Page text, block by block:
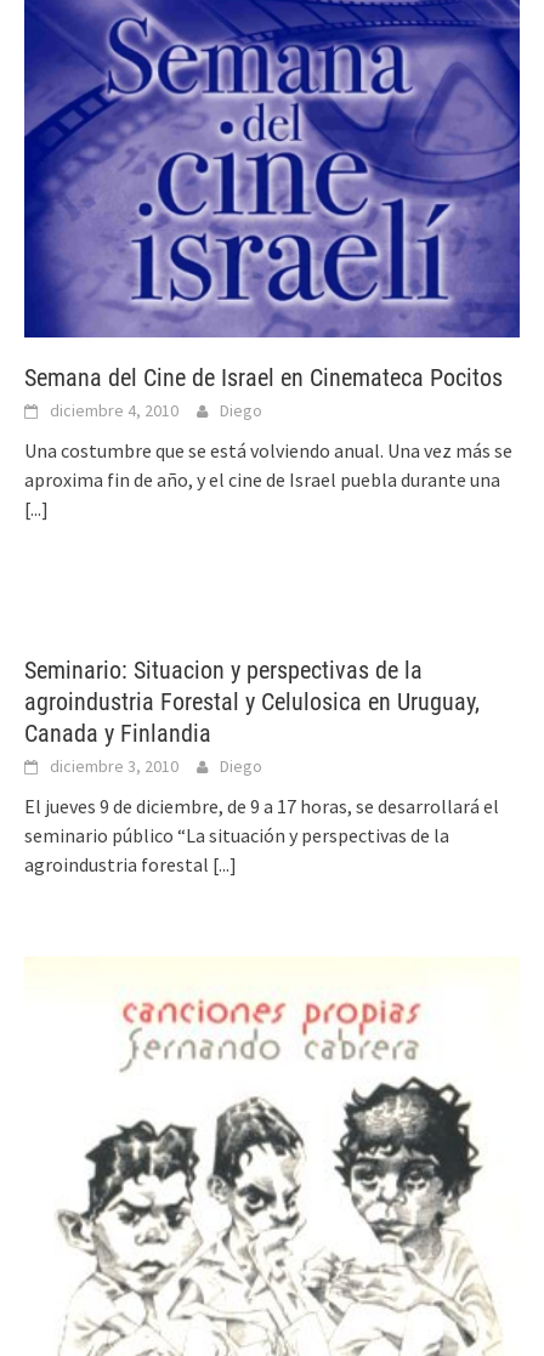
Semana del Cine de Israel en Cinemateca Pocitos
diciembre 4, 2010 Diego
Una costumbre que se está volviendo anual. Una vez más se
aproxima fin de año, y el cine de Israel puebla durante una
[...]
Seminario: Situacion y perspectivas de la
agroindustria Forestal y Celulosica en Uruguay,
Canada y Finlandia
diciembre 3, 2010 Diego
El jueves 9 de diciembre, de 9 a 17 horas, se desarrollará el
seminario público “La situación y perspectivas de la
agroindustria forestal [...]